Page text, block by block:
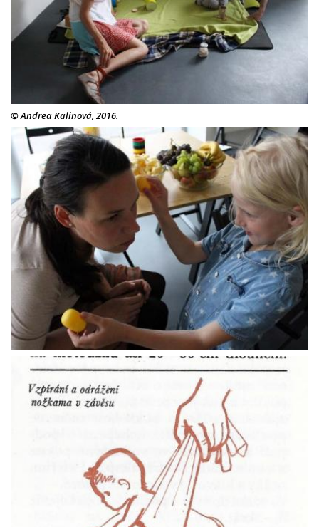
© Andrea Kalinová, 2016.